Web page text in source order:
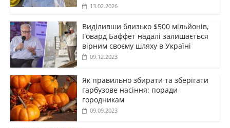
13.02.2026
Виділивши близько $500 мільйонів,
Говард Баффет надалі залишається
вірним своєму шляху в Україні
09.12.2023
Як правильно збирати та зберігати
гарбузове насіння: поради
городникам
09.09.2023